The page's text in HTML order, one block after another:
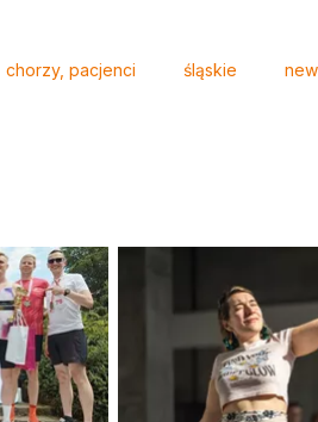
chorzy, pacjenci śląskie